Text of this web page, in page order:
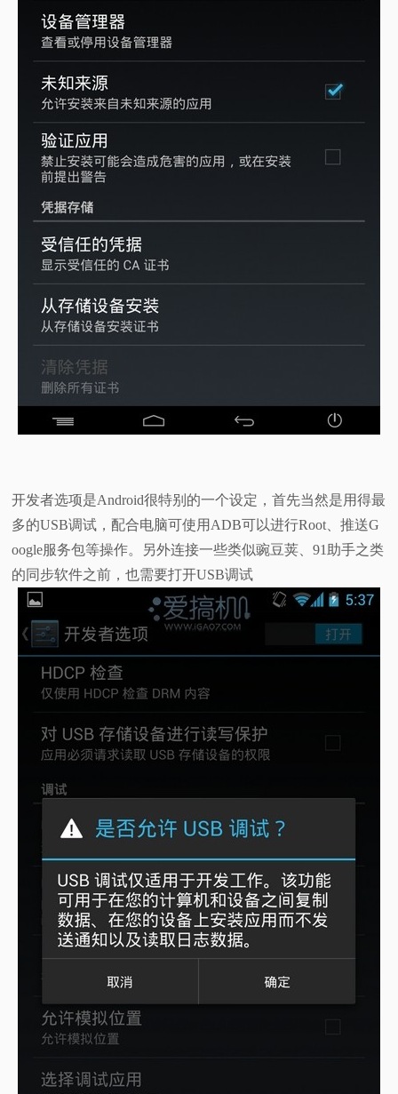
开发者选项是Android很特别的一个设定，首先当然是用得最
多的USB调试，配合电脑可使用ADB可以进行Root、推送G
oogle服务包等操作。另外连接一些类似豌豆荚、91助手之类
的同步软件之前，也需要打开USB调试